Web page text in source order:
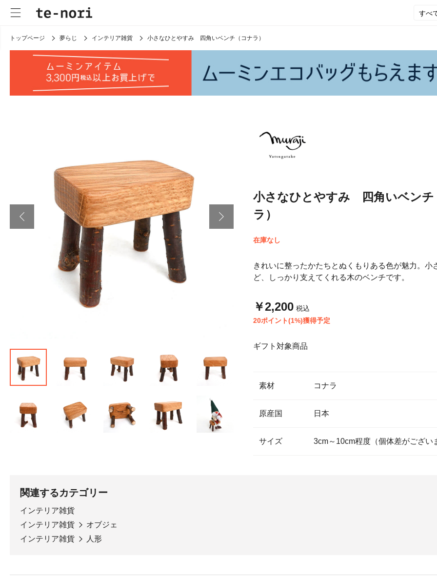
トップページ 夢らじ インテリア雑貨 小さなひとやすみ 四角いベンチ（コナラ）
小さなひとやすみ 四角いベンチ
ラ）
在庫なし
きれいに整ったかたちとぬくもりある色が魅力。小
ど、しっかり支えてくれる木のベンチです。
￥2,200 税込
20ポイント(1%)獲得予定
ギフト対象商品
素材 コナラ
原産国 日本
サイズ 3cm～10cm程度（個体差がござい
関連するカテゴリー
インテリア雑貨
インテリア雑貨
オブジェ
インテリア雑貨
人形